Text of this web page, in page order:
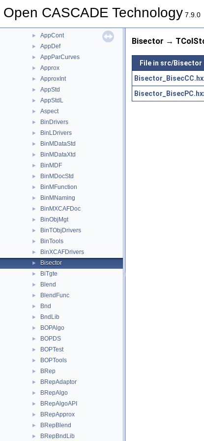
Open CASCADE Technology 7.9.0
► APIHeaderSection
► AppCont
► AppDef
► AppParCurves
► Approx
► ApproxInt
► AppStd
► AppStdL
► Aspect
► BinDrivers
► BinLDrivers
► BinMDataStd
► BinMDataXtd
► BinMDF
► BinMDocStd
► BinMFunction
► BinMNaming
► BinMXCAFDoc
► BinObjMgt
► BinTObjDrivers
► BinTools
► BinXCAFDrivers
► Bisector
► BiTgte
► Blend
► BlendFunc
► Bnd
► BndLib
► BOPAlgo
► BOPDS
► BOPTest
► BOPTools
► BRep
► BRepAdaptor
► BRepAlgo
► BRepAlgoAPI
► BRepApprox
► BRepBlend
► BRepBndLib
Bisector →
File in src/Bisector